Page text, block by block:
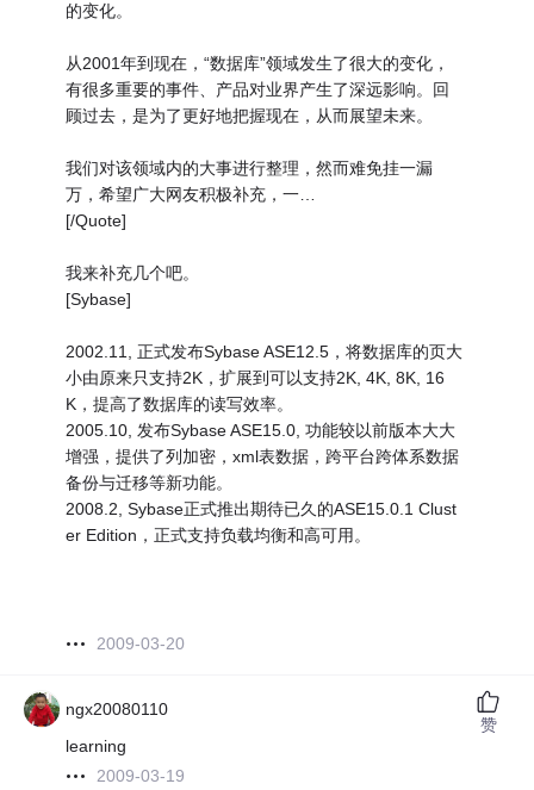
的变化。
从2001年到现在，“数据库”领域发生了很大的变化，
有很多重要的事件、产品对业界产生了深远影响。回
顾过去，是为了更好地把握现在，从而展望未来。
我们对该领域内的大事进行整理，然而难免挂一漏
万，希望广大网友积极补充，一…
[/Quote]
我来补充几个吧。
[Sybase]
2002.11, 正式发布Sybase ASE12.5，将数据库的页大
小由原来只支持2K，扩展到可以支持2K, 4K, 8K, 16
K，提高了数据库的读写效率。
2005.10, 发布Sybase ASE15.0, 功能较以前版本大大
增强，提供了列加密，xml表数据，跨平台跨体系数据
备份与迁移等新功能。
2008.2, Sybase正式推出期待已久的ASE15.0.1 Clust
er Edition，正式支持负载均衡和高可用。
2009-03-20
ngx20080110
learning
2009-03-19
赞